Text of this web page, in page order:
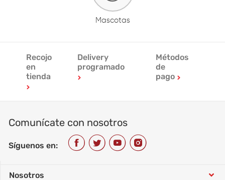
Mascotas
Recojo
en
tienda
Delivery
programado
Métodos
de
pago
Comunícate con nosotros
Síguenos en:
Nosotros